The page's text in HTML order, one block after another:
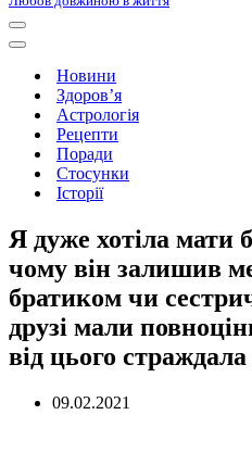
Меню
навігації
Меню
навігаціїНовини
Здоров’я
Астрологія
Рецепти
Поради
Стосунки
Історії
Я дуже хотіла мати
чому він залишив
братиком чи
друзі мали
від цього страждала
09.02.2021